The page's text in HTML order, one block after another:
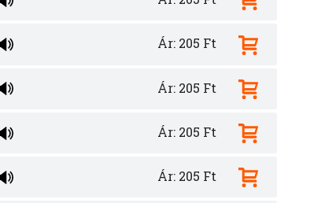
Ár: 205 Ft
Ár: 205 Ft
Ár: 205 Ft
Ár: 205 Ft